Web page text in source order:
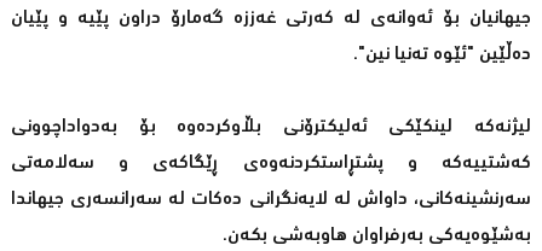
جیهانیان بۆ ئەوانەی لە کەرتی غەززە گەمارۆ دراون پێیه‌ و پێیان
ده‌ڵێین "ئێوە تەنیا نین".
لیژنەکە لینکێکی ئەلیکترۆنی بڵاوکردەوە بۆ بەدواداچوونی
کەشتییەکە و پشتڕاستکردنەوەی ڕێگاکەی و سەلامەتی
سەرنشینەکانی، داواش لە لایەنگرانی دەکات لە سەرانسەری جیهاندا
بەشێوەیەکی بەرفراوان هاوبەشی بکەن.